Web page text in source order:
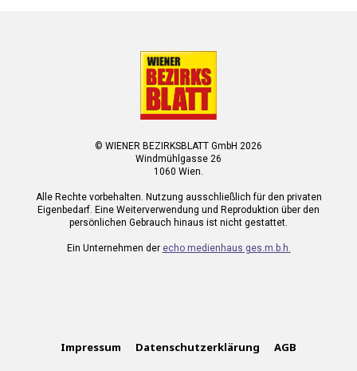
© WIENER BEZIRKSBLATT GmbH 2026
Windmühlgasse 26
1060 Wien.
Alle Rechte vorbehalten. Nutzung ausschließlich für den privaten
Eigenbedarf. Eine Weiterverwendung und Reproduktion über den
persönlichen Gebrauch hinaus ist nicht gestattet.
Ein Unternehmen der echo medienhaus ges.m.b.h.
Impressum Datenschutzerklärung AGB